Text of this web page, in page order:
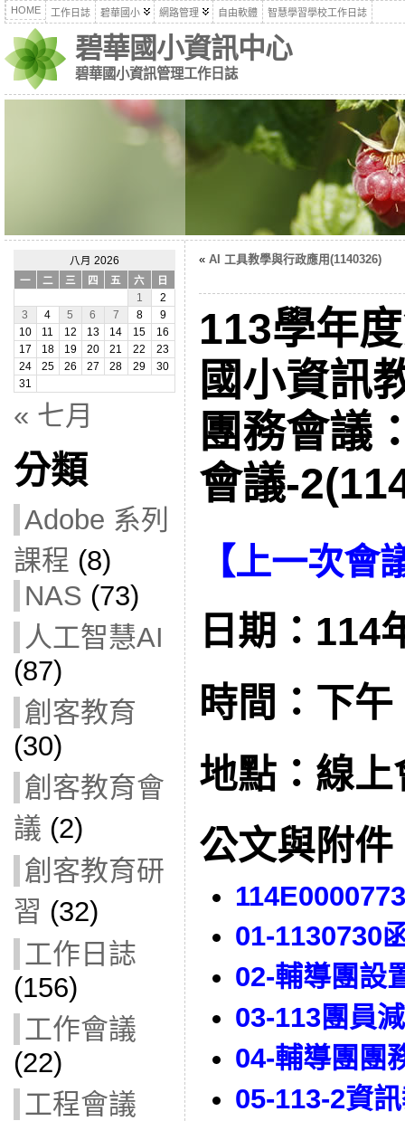
HOME 工作日誌 碧華國小 網路管理 自由軟體 智慧學習學校工作日誌
碧華國小資訊中心
碧華國小資訊管理工作日誌
八月 2026
一
二 三 四 五 六
日
1
2
3
4 5 6 7 8
9
10
11 12 13 14 15
16
17
18 19 20 21 22
23
24
25 26 27 28 29
30
31
« 七月
分類
Adobe 系列
課程 (8)
NAS (73)
人工智慧AI
(87)
創客教育
(30)
創客教育會
議 (2)
創客教育研
習 (32)
工作日誌
(156)
工作會議
(22)
工程會議
« AI 工具教學與行政應用(1140326)
113學年
國小資訊
團務會議
會議-
【上一次會
日期：114
時間：下
地點：線上
公文與附件
114E0000773
01-1130730
02-輔導團設
03-113團員
04-輔導團團
05-113-2資